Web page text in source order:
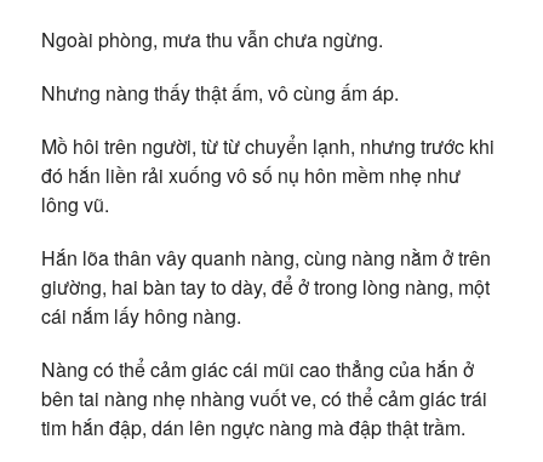
Ngoài phòng, mưa thu vẫn chưa ngừng.
Nhưng nàng thấy thật ấm, vô cùng ấm áp.
Mồ hôi trên người, từ từ chuyển lạnh, nhưng trước khi
đó hắn liền rải xuống vô số nụ hôn mềm nhẹ như
lông vũ.
Hắn lõa thân vây quanh nàng, cùng nàng nằm ở trên
giường, hai bàn tay to dày, để ở trong lòng nàng, một
cái nắm lấy hông nàng.
Nàng có thể cảm giác cái mũi cao thẳng của hắn ở
bên tai nàng nhẹ nhàng vuốt ve, có thể cảm giác trái
tim hắn đập, dán lên ngực nàng mà đập thật trầm.